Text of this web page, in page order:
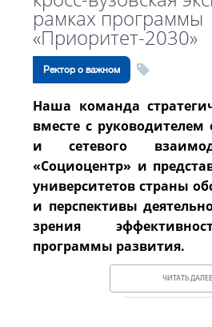
рамках программы
«Приоритет-2030»
Ректор о важном
Наша команда
вместе с руководителем
и сетевого
«Социоцентр» и
университетов страны
и перспективы
зрения
программы развития.
ЧИТАТЬ ДАЛЕЕ